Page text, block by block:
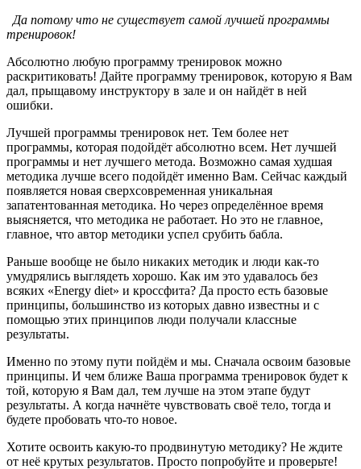
Да потому что не существует самой лучшей программы
тренировок!
Абсолютно любую программу тренировок можно
раскритиковать! Дайте программу тренировок, которую я Вам
дал, прыщавому инструктору в зале и он найдёт в ней
ошибки.
Лучшей программы тренировок нет. Тем более нет
программы, которая подойдёт абсолютно всем. Нет лучшей
программы и нет лучшего метода. Возможно самая худшая
методика лучше всего подойдёт именно Вам. Сейчас каждый
появляется новая сверхсовременная уникальная
запатентованная методика. Но через определённое время
выясняется, что методика не работает. Но это не главное,
главное, что автор методики успел срубить бабла.
Раньше вообще не было никаких методик и люди как-то
умудрялись выглядеть хорошо. Как им это удавалось без
всяких «Energy diet» и кроссфита? Да просто есть базовые
принципы, большинство из которых давно известны и с
помощью этих принципов люди получали классные
результаты.
Именно по этому пути пойдём и мы. Сначала освоим базовые
принципы. И чем ближе Ваша программа тренировок будет к
той, которую я Вам дал, тем лучше на этом этапе будут
результаты. А когда начнёте чувствовать своё тело, тогда и
будете пробовать что-то новое.
Хотите освоить какую-то продвинутую методику? Не ждите
от неё крутых результатов. Просто попробуйте и проверьте!